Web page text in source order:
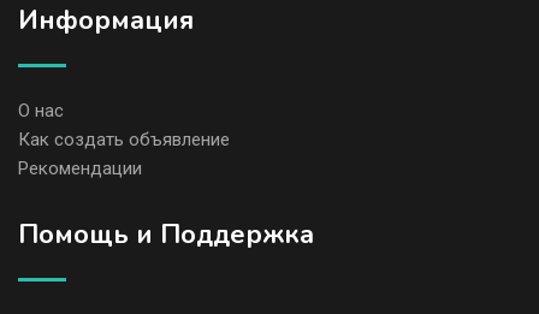
Информация
О нас
Как создать объявление
Рекомендации
Помощь и Поддержка